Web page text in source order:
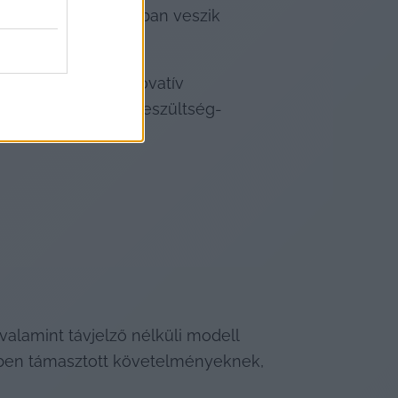
folyamatirányításban veszik
hangsúlyt az innovatív
meg a túlfeszültség-
távjelző nélküli modell
támasztott követelményeknek,